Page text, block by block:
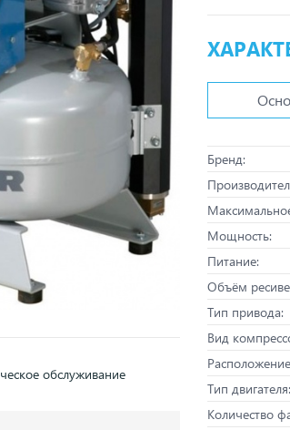
обслуживание
Бренд:
Мощность:
Питание:
Объём
Тип привода:
Вид
Тип двигателя:
Количество